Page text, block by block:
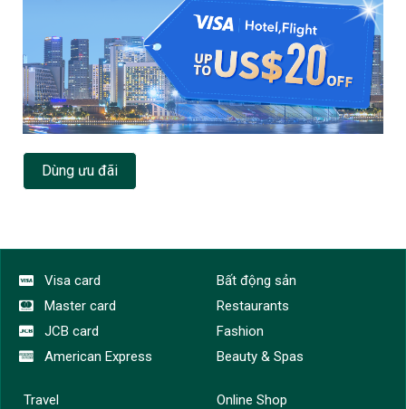
Dùng ưu đãi
Visa card
Master card
JCB card
American Express
Bất động sản
Restaurants
Fashion
Beauty & Spas
Travel
Online Shop